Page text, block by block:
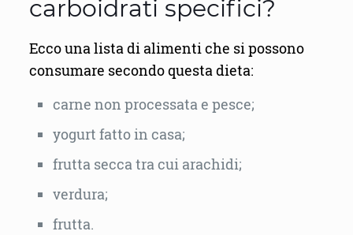
carboidrati specifici?
Ecco una lista di alimenti che si possono
consumare secondo questa dieta:
carne non processata e pesce;
yogurt fatto in casa;
frutta secca tra cui arachidi;
verdura;
frutta.